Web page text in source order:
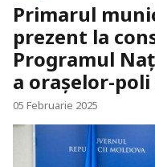
Primarul
prezent la
Programul
a orașelor-
05 Februarie 2025